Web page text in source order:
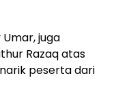
Umar, juga
Razaq atas
peserta dari